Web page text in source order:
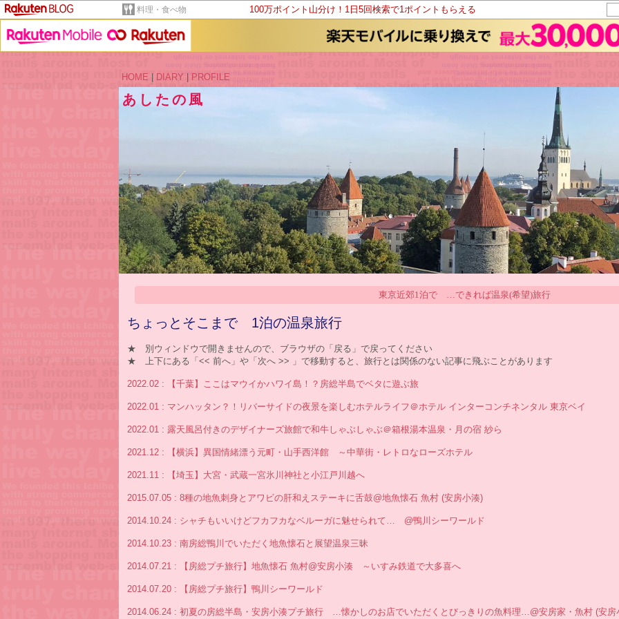
料理・食べ物 100万ポイント山分け！1日5回検索で1ポイントもらえる
HOME DIARY PROFILE
あしたの風
東京近郊1泊で …できれば温泉(希望)旅行
ちょっとそこまで 1泊の温泉旅行
★ 別ウィンドウで開きませんので、ブラウザの「戻る」で戻ってください
★ 上下にある「<< 前へ」や「次へ >> 」で移動すると、旅行とは関係のない記事に飛ぶことがあります
2022.02 : 【千葉】ここはマウイかハワイ島！？房総半島でベタに遊ぶ旅
2022.01 : マンハッタン？！リバーサイドの夜景を楽しむホテルライフ＠ホテル インターコンチネンタル 東京ベイ
2022.01 : 露天風呂付きのデザイナーズ旅館で和牛しゃぶしゃぶ＠箱根湯本温泉・月の宿 紗ら
2021.12 : 【横浜】異国情緒漂う元町・山手西洋館 ～中華街・レトロなローズホテル
2021.11 : 【埼玉】大宮・武蔵一宮氷川神社と小江戸川越へ
2015.07.05 : 8種の地魚刺身とアワビの肝和えステーキに舌鼓@地魚懐石 魚村 (安房小湊)
2014.10.24 : シャチもいいけどフカフカなベルーガに魅せられて… @鴨川シーワールド
2014.10.23 : 南房総鴨川でいただく地魚懐石と展望温泉三昧
2014.07.21 : 【房総プチ旅行】地魚懐石 魚村@安房小湊 ～いすみ鉄道で大多喜へ
2014.07.20 : 【房総プチ旅行】鴨川シーワールド
2014.06.24 : 初夏の房総半島・安房小湊プチ旅行 …懐かしのお店でいただくとびっきりの魚料理…@安房家・魚村 (安房